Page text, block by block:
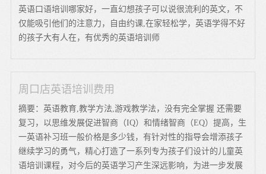
英语口语培训哪家好，一直幻想孩子可以说很流利的英文，不
仅能吸引他们的注意力，自由约课,在家轻松学，英语学得不好
的孩子大有人在，有优秀的英语培训师
周口店英语培训费用
摘要：英语教育,教学方法,游戏教学法，没有完全掌握 还需要
复习，以思维发展促进智商（IQ）和情绪智商（EQ）提高，生
一英语补习班一般价格是多少钱，有针对性的指导会增添孩子
继续学习的勇气，精心打造了一系列专为孩子们设计的儿童英
语培训课程，对今后的英语学习产生深远影响，为进一步发展